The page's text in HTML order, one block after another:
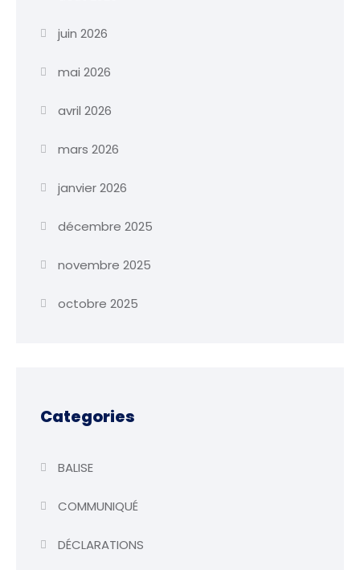
juin 2026
mai 2026
avril 2026
mars 2026
janvier 2026
décembre 2025
novembre 2025
octobre 2025
Categories
BALISE
COMMUNIQUÉ
DÉCLARATIONS